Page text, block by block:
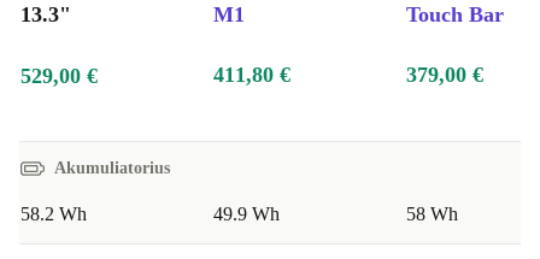
13.3"
M1
Touch Bar
529,00 € 411,80 € 379,00 €
Akumuliatorius
58.2 Wh 49.9 Wh 58 Wh